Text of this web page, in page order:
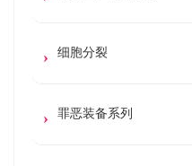
细胞分裂
罪恶装备系列